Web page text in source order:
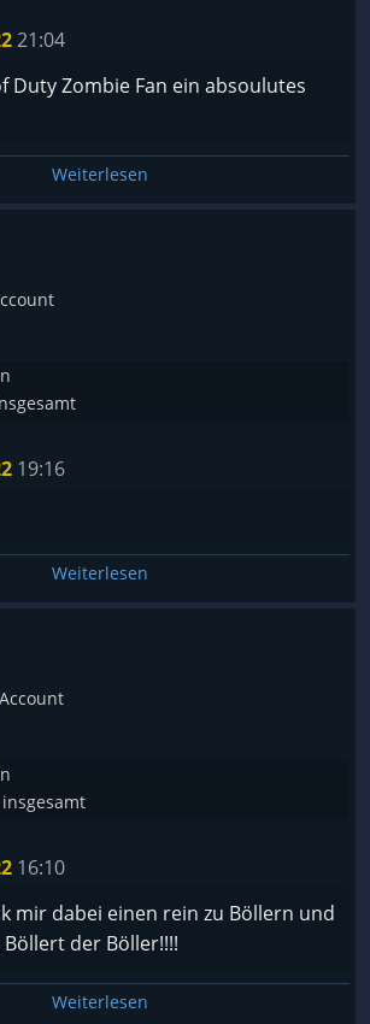
21:04
Duty Zombie Fan ein absoulutes
Weiterlesen
19:16
Weiterlesen
16:10
mir dabei einen rein zu Böllern und
der Böller!!!!
Weiterlesen